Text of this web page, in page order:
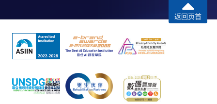
若学员有意申请付款证明书，请把填妥之申请表、贴
上足够邮资的回邮信封、连同划线支票交回本学院。
每张收据申请费用为港币30 元。支票抬头注明「香
港大学专业进修学院」。
返回页首